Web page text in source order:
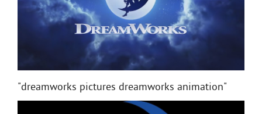
"dreamworks pictures dreamworks animation"